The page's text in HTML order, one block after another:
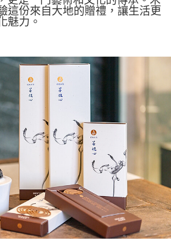
這份來自大地的贈禮，讓生活更
魅力。